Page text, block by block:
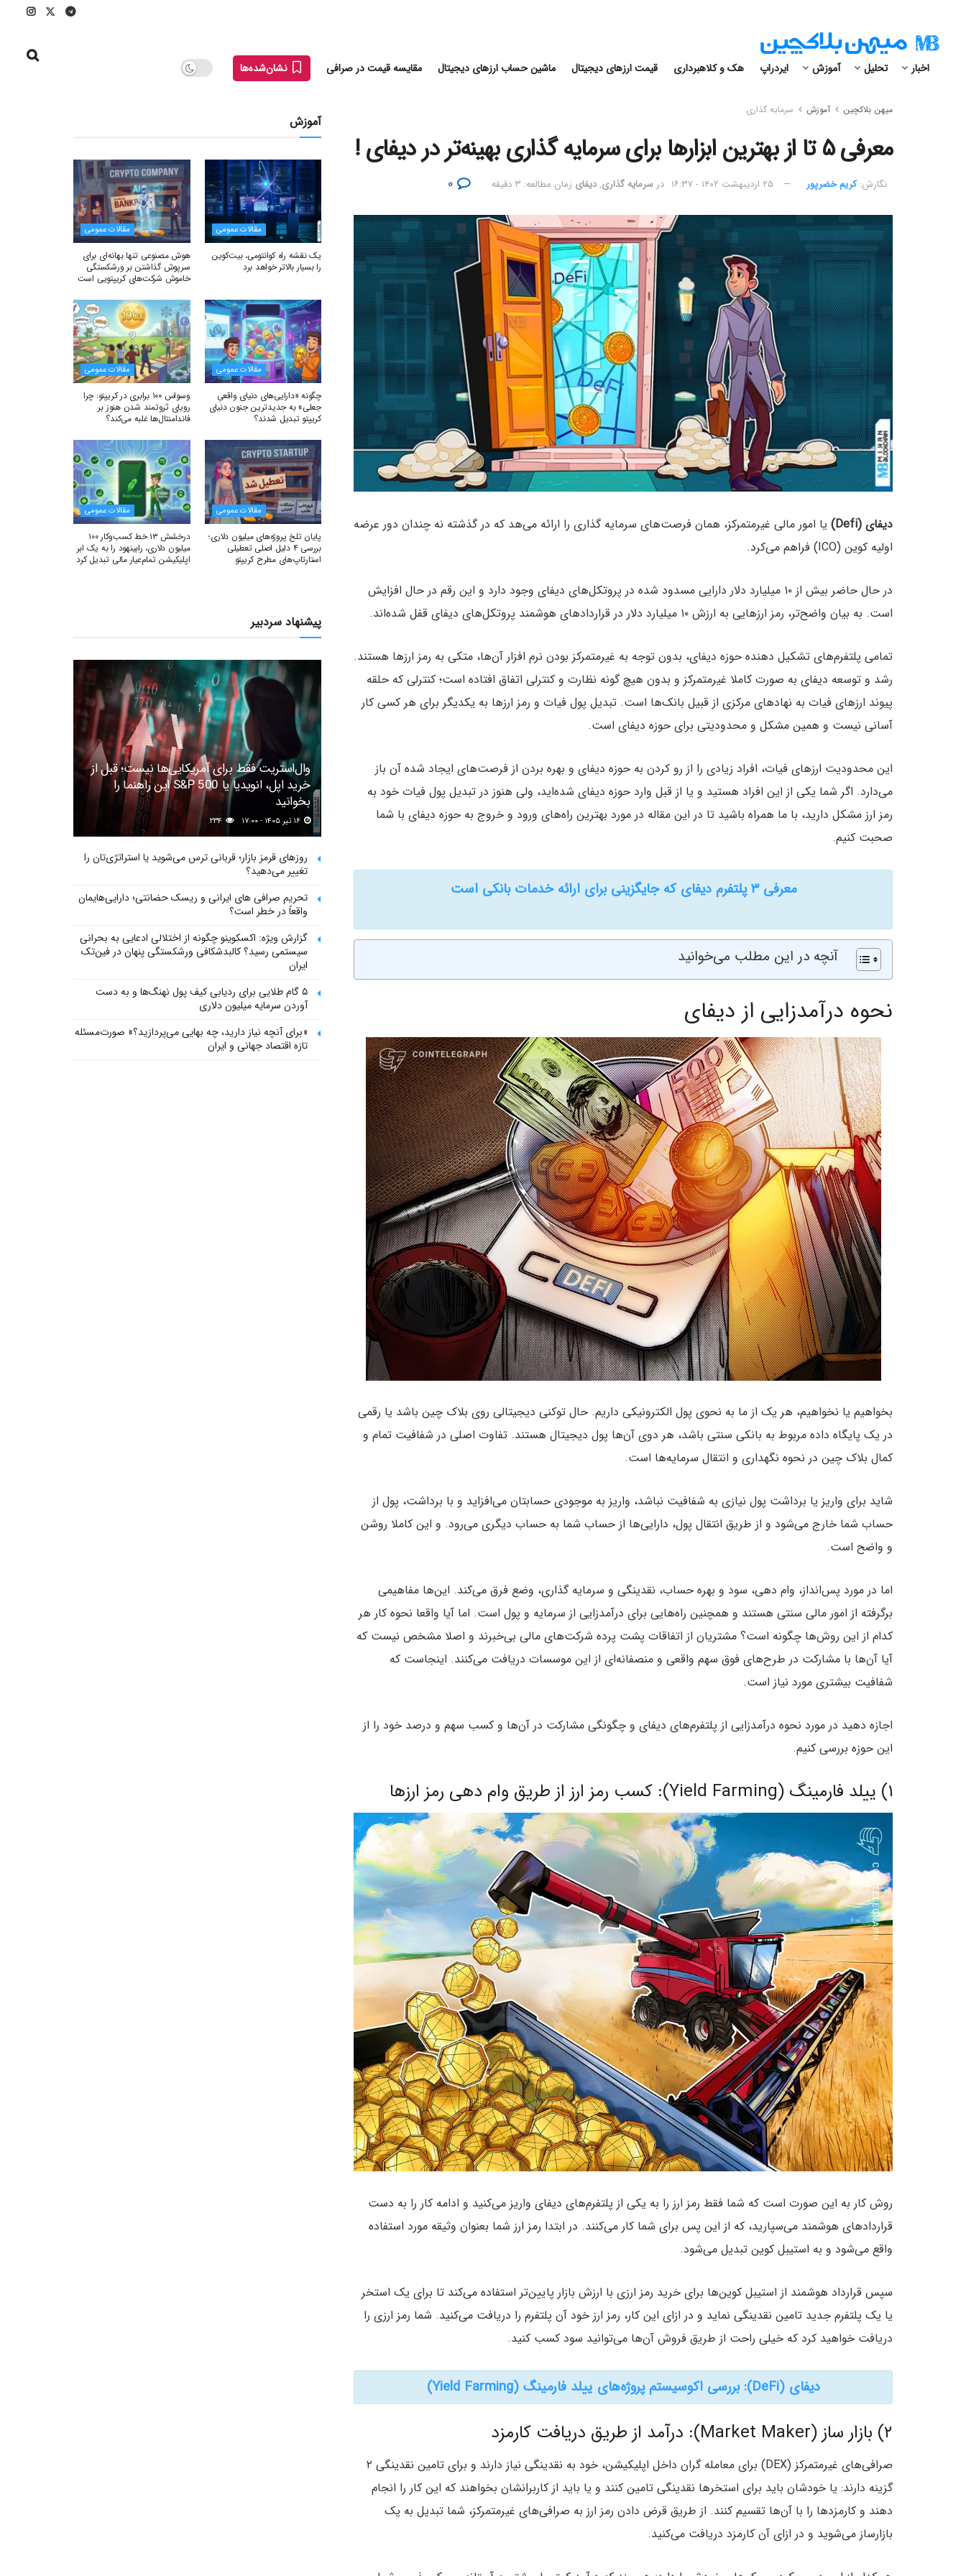
اخبار تحلیل آموزش ایردراپ هک و کلاهبرداری قیمت ارزهای دیجیتال ماشین حساب ارزهای دیجیتال مقایسه قیمت در صرافی نشان‌شده‌ها
میهن بلاکچین آموزش سرمایه گذاری
معرفی ۵ تا از بهترین ابزارها برای سرمایه گذاری بهینه‌تر در دیفای !
نگارش:‌ کریم خضرپور ۲۵ اردیبهشت ۱۴۰۲ - ۱۶:۳۷ در سرمایه گذاری,دیفای زمان مطالعه: ۳ دقیقه
دیفای (Defi)
یا امور مالی غیرمتمرکز، همان فرصت‌های سرمایه گذاری را ارائه می‌هد که در گذشته نه چندان دور عرضه
اولیه کوین (ICO) فراهم می‌کرد.
در حال حاضر بیش از ۱۰ میلیارد دلار دارایی مسدود شده در پروتکل‌های دیفای وجود دارد و این رقم در حال افزایش
است. به بیان واضح‌تر، رمز ارزهایی به ارزش ۱۰ میلیارد دلار در قراردادهای هوشمند پروتکل‌های دیفای قفل شده‌اند.
تمامی پلتفرم‌های تشکیل دهنده حوزه دیفای، بدون توجه به غیرمتمرکز بودن نرم افزار آن‌ها، متکی به رمز ارزها هستند.
رشد و توسعه دیفای به صورت کاملا غیرمتمرکز و بدون هیچ گونه نظارت و کنترلی اتفاق افتاده است؛ کنترلی که حلقه
پیوند ارزهای فیات به نهادهای مرکزی از قبیل بانک‌ها است. تبدیل پول فیات و رمز ارزها به یکدیگر برای هر کسی کار
آسانی نیست و همین مشکل و محدودیتی برای حوزه دیفای است.
این محدودیت ارزهای فیات، افراد زیادی را از رو کردن به حوزه دیفای و بهره بردن از فرصت‌های ایجاد شده آن باز
می‌دارد. اگر شما یکی از این افراد هستید و یا از قبل وارد حوزه دیفای شده‌اید، ولی هنوز در تبدیل پول فیات خود به
رمز ارز مشکل دارید، با ما همراه باشید تا در این مقاله در مورد بهترین راه‌های ورود و خروج به حوزه دیفای با شما
صحبت کنیم.
معرفی ۳ پلتفرم دیفای که جایگزینی برای ارائه خدمات بانکی است
آنچه در این مطلب می‌خوانید
نحوه درآمدزایی از دیفای
بخواهیم یا نخواهیم، هر یک از ما به نحوی پول الکترونیکی داریم. حال توکنی دیجیتالی روی بلاک چین باشد یا رقمی
در یک پایگاه داده مربوط به بانکی سنتی باشد، هر دوی آن‌ها پول دیجیتال هستند. تفاوت اصلی در شفافیت تمام و
کمال بلاک چین در نحوه نگهداری و انتقال سرمایه‌ها است.
شاید برای واریز یا برداشت پول نیازی به شفافیت نباشد، واریز به موجودی حسابتان می‌افزاید و با برداشت، پول از
حساب شما خارج می‌شود و از طریق انتقال پول، دارایی‌ها از حساب شما به حساب دیگری می‌رود. و این کاملا روشن
و واضح است.
اما در مورد پس‌انداز، وام دهی، سود و بهره حساب، نقدینگی و سرمایه گذاری، وضع فرق می‌کند. این‌ها مفاهیمی
برگرفته از امور مالی سنتی هستند و همچنین راه‌هایی برای درآمدزایی از سرمایه‌ و پول است. اما آیا واقعا نحوه کار هر
کدام از این روش‌ها چگونه است؟ مشتریان از اتفاقات پشت پرده شرکت‌های مالی بی‌خبرند و اصلا مشخص نیست که
آیا آن‌ها با مشارکت در طرح‌های فوق سهم واقعی و منصفانه‌ای از این موسسات دریافت می‌کنند. اینجاست که
شفافیت بیشتری مورد نیاز است.
اجازه دهید در مورد نحوه درآمدزایی از پلتفرم‌های دیفای و چگونگی مشارکت در آن‌ها و کسب سهم و درصد خود را از
این حوزه بررسی کنیم.
۱) ییلد فارمینگ (Yield Farming): کسب رمز ارز از طریق وام دهی رمز ارزها
روش کار به این صورت است که شما فقط رمز ارز را به یکی از پلتفرم‌های دیفای واریز می‌کنید و ادامه کار را به دست
قراردادهای هوشمند می‌سپارید، که از این پس برای شما کار می‌کنند. در ابتدا رمز ارز شما بعنوان وثیقه مورد استفاده
واقع می‌شود و به استیبل کوین تبدیل می‌شود.
سپس قرارداد هوشمند از استیبل کوین‌ها برای خرید رمز ارزی با ارزش بازار پایین‌تر استفاده می‌کند تا برای یک استخر
یا یک پلتفرم جدید تامین نقدینگی نماید و در ازای این کار، رمز ارز خود آن پلتفرم را دریافت می‌کنید. شما رمز ارزی را
دریافت خواهید کرد که خیلی راحت از طریق فروش آن‌ها می‌توانید سود کسب کنید.
دیفای (DeFi): بررسی اکوسیستم پروژه‌های ییلد فارمینگ (Yield Farming)
۲) بازار ساز (Market Maker): درآمد از طریق دریافت کارمزد
صرافی‌های غیرمتمرکز (DEX) برای معامله گران داخل اپلیکیشن، خود به نقدینگی نیاز دارند و برای تامین نقدینگی ۲
گزینه دارند: یا خودشان باید برای استخرها نقدینگی تامین کنند و یا باید از کاربرانشان بخواهند که این کار را انجام
دهند و کارمزدها را با آن‌ها تقسیم کنند. از طریق قرض دادن رمز ارز به صرافی‌های غیرمتمرکز، شما تبدیل به یک
بازارساز می‌شوید و در ازای آن کارمزد دریافت می‌کنید.
آموزش
مقالات عمومی
یک نقشه راه کوانتومی، بیت‌کوین
را بسیار بالاتر خواهد برد
مقالات عمومی
هوش مصنوعی تنها بهانه‌ای برای
سرپوش گذاشتن بر ورشکستگی
خاموش شرکت‌های کریپتویی است
مقالات عمومی
چگونه «دارایی‌های دنیای واقعیِ
جعلی» به جدیدترین جنون دنیای
کریپتو تبدیل شدند؟
مقالات عمومی
وسواس ۱۰۰ برابری در کریپتو: چرا
رویای ثروتمند شدن هنوز بر
فاندامنتال‌ها غلبه می‌کند؟
مقالات عمومی
پایان تلخ پروژه‌های میلیون دلاری؛
بررسی ۴ دلیل اصلی تعطیلی
استارتاپ‌های مطرح کریپتو
مقالات عمومی
درخشش ۱۳ خط کسب‌وکار ۱۰۰
میلیون دلاری، رابینهود را به یک ابر
اپلیکیشن تمام‌عیار مالی تبدیل کرد
پیشنهاد سردبیر
وال‌استریت فقط برای آمریکایی‌ها نیست؛ قبل از
خرید اپل، انویدیا یا S&P 500 این راهنما را
بخوانید
روزهای قرمز بازار؛ قربانی ترس می‌شوید یا استراتژی‌تان را
تغییر می‌دهید؟
تحریم صرافی های ایرانی و ریسک حضانتی؛ دارایی‌هایمان
واقعاً در خطر است؟
گزارش ویژه: اکسکوینو چگونه از اختلالی ادعایی به بحرانی
سیستمی رسید؟ کالبدشکافی ورشکستگی پنهان در فین‌تک
ایران
۵ گام طلایی برای ردیابی کیف پول‌ نهنگ‌ها و به دست
آوردن سرمایه میلیون دلاری
«برای آنچه نیاز دارید، چه بهایی می‌پردازید؟» صورت‌مسئله
تازه اقتصاد جهانی و ایران